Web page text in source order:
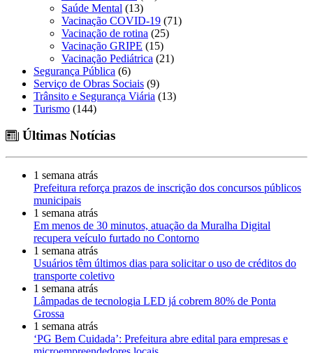
Saúde Mental (13)
Vacinação COVID-19 (71)
Vacinação de rotina (25)
Vacinação GRIPE (15)
Vacinação Pediátrica (21)
Segurança Pública (6)
Serviço de Obras Sociais (9)
Trânsito e Segurança Viária (13)
Turismo (144)
Últimas Notícias
1 semana atrás
Prefeitura reforça prazos de inscrição dos concursos públicos
municipais
1 semana atrás
Em menos de 30 minutos, atuação da Muralha Digital
recupera veículo furtado no Contorno
1 semana atrás
Usuários têm últimos dias para solicitar o uso de créditos do
transporte coletivo
1 semana atrás
Lâmpadas de tecnologia LED já cobrem 80% de Ponta
Grossa
1 semana atrás
‘PG Bem Cuidada’: Prefeitura abre edital para empresas e